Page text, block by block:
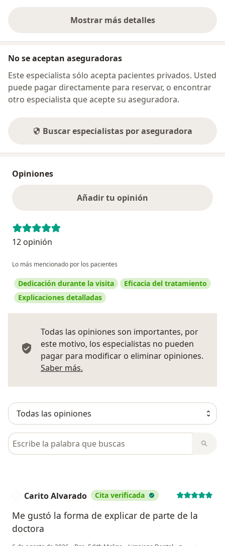
Mostrar más detalles
sobre la dirección
No se aceptan aseguradoras
Este especialista sólo acepta pacientes privados. Usted
puede pagar directamente para reservar, o encontrar
otro especialista que acepte su aseguradora.
Buscar especialistas por aseguradora
Opiniones
Añadir tu opinión
12 opinión
Lo más mencionado por los pacientes
Dedicación durante la visita
Eficacia del tratamiento
Explicaciones detalladas
Todas las opiniones son importantes, por
este motivo, los especialistas no pueden
pagar para modificar o eliminar opiniones.
Saber más.
Busca en opiniones
Carito Alvarado Cita verificada
Me gustó la forma de explicar de parte de la
doctora